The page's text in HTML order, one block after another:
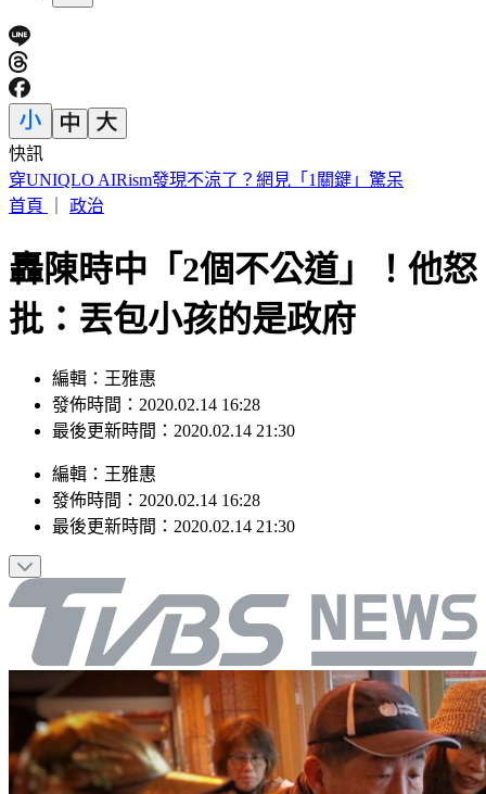
快訊
車禍後頭痛數月找嘸病因！吃止痛藥也沒用 醫揪這部位出問
題
轟陳時中「2個不公道」！他怒
批：丟包小孩的是政府
編輯：王雅惠
發佈時間：2020.02.14 16:28
編輯：王雅惠
發佈時間：2020.02.14 16:28